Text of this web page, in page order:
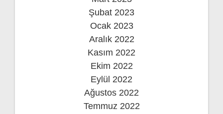
Şubat 2023
Ocak 2023
Aralık 2022
Kasım 2022
Ekim 2022
Eylül 2022
Ağustos 2022
Temmuz 2022